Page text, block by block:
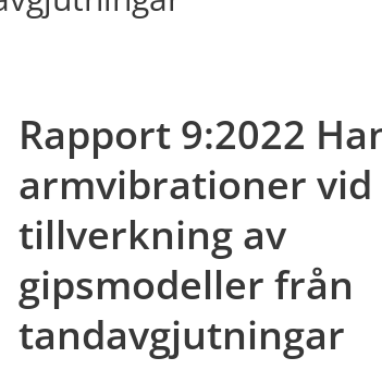
Rapport 9:2022
armvibrationer vid
tillverkning av
gipsmodeller från
tandavgjutningar